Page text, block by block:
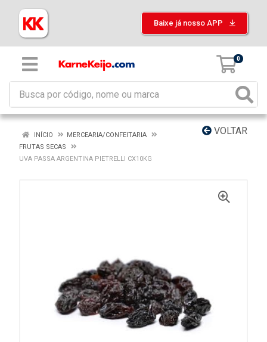
Baixe já nosso APP
0
VOLTAR
INÍCIO
MERCEARIA/CONFEITARIA
FRUTAS SECAS
UVA PASSA ARGENTINA PIETRELLI CX10KG